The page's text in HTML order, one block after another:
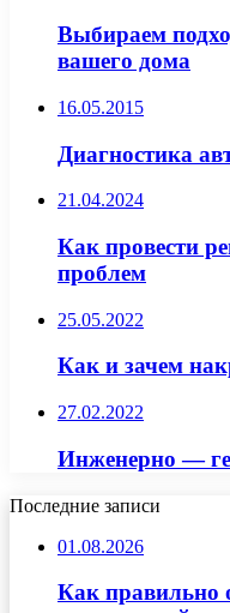
Выбираем
вашего дома
16.05.2015
Диагностика
21.04.2024
Как провести
проблем
25.05.2022
Как и зачем
27.02.2022
Инженерно —
Последние записи
01.08.2026
Как правильно